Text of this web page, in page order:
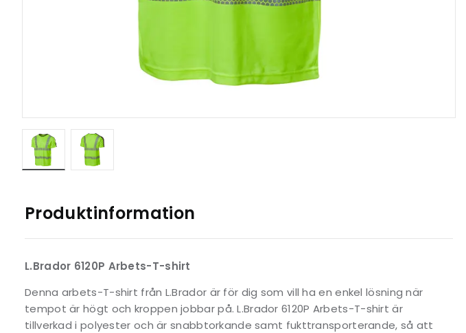
Produktinformation
L.Brador 6120P Arbets-T-shirt
Denna arbets-T-shirt från L.Brador är för dig som vill ha en enkel lösning när
tempot är högt och kroppen jobbar på. L.Brador 6120P Arbets-T-shirt är
tillverkad i polyester och är snabbtorkande samt fukttransporterande, så att